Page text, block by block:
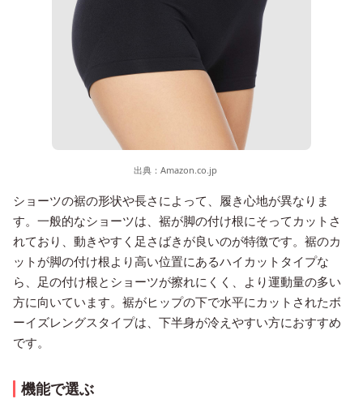
出典： Amazon.co.jp
ショーツの裾の形状や長さによって、履き心地が異なりま
す。一般的なショーツは、裾が脚の付け根にそってカットさ
れており、動きやすく足さばきが良いのが特徴です。裾のカ
ットが脚の付け根より高い位置にあるハイカットタイプな
ら、足の付け根とショーツが擦れにくく、より運動量の多い
方に向いています。裾がヒップの下で水平にカットされたボ
ーイズレングスタイプは、下半身が冷えやすい方におすすめ
です。
機能で選ぶ